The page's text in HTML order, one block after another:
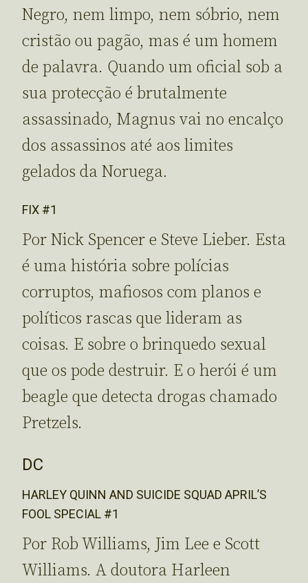
Negro, nem limpo, nem sóbrio, nem
cristão ou pagão, mas é um homem
de palavra. Quando um oficial sob a
sua protecção é brutalmente
assassinado, Magnus vai no encalço
dos assassinos até aos limites
gelados da Noruega.
FIX #1
Por Nick Spencer e Steve Lieber. Esta
é uma história sobre polícias
corruptos, mafiosos com planos e
políticos rascas que lideram as
coisas. E sobre o brinquedo sexual
que os pode destruir. E o herói é um
beagle que detecta drogas chamado
Pretzels.
DC
HARLEY QUINN AND SUICIDE SQUAD APRIL’S
FOOL SPECIAL #1
Por Rob Williams, Jim Lee e Scott
Williams. A doutora Harleen